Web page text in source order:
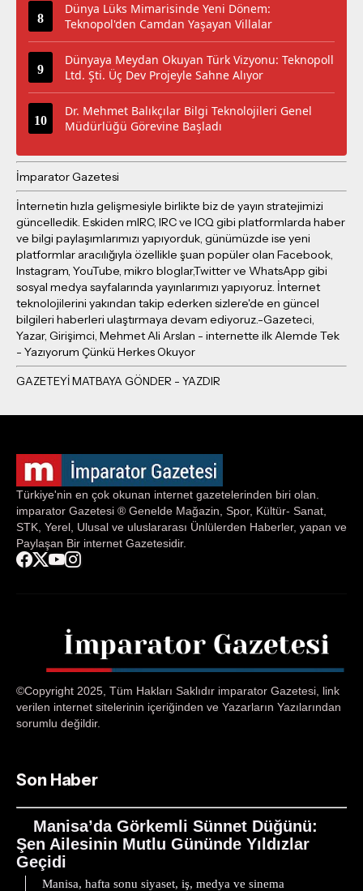
Dünya Lüks Mimarisinde Yeni Dönem:
Teknopol'den Camdan Yaşayan Villalar
Dünyaya Meydan Okuyan Türk Vizyonu: Teknopoll
Ltd. Şti. Üç Dev Projeyle Sahne Alıyor
Dr. Mehmet Balıkçılar Bilgi Teknolojileri Genel
Müdürlüğü Görevine Başladı
İmparator Gazetesi
İnternetin hızla gelişmesiyle birlikte biz de yayın stratejimizi
güncelledik. Eskiden mIRC, IRC ve ICQ gibi platformlarda haber
ve bilgi paylaşımlarımızı yapıyorduk, günümüzde ise yeni
platformlar aracılığıyla özellikle şuan popüler olan Facebook,
Instagram, YouTube, mikro bloglar,Twitter ve WhatsApp gibi
sosyal medya sayfalarında yayınlarımızı yapıyoruz. İnternet
teknolojilerini yakından takip ederken sizlere'de en güncel
bilgileri haberleri ulaştırmaya devam ediyoruz.-Gazeteci,
Yazar, Girişimci, Mehmet Ali Arslan - internette ilk Alemde Tek
- Yazıyorum Çünkü Herkes Okuyor
Türkiye'nin en çok okunan internet gazetelerinden biri olan.
imparator Gazetesi ® Genelde Mağazin, Spor, Kültür- Sanat,
STK, Yerel, Ulusal ve uluslararası Ünlülerden Haberler, yapan ve
Paylaşan Bir internet Gazetesidir.
©Copyright 2025, Tüm Hakları Saklıdır imparator Gazetesi, link
verilen internet sitelerinin içeriğinden ve Yazarların Yazılarından
sorumlu değildir.
Son Haber
Manisa’da Görkemli Sünnet Düğünü:
Şen Ailesinin Mutlu Gününde Yıldızlar
Geçidi
Manisa, hafta sonu siyaset, iş, medya ve sinema